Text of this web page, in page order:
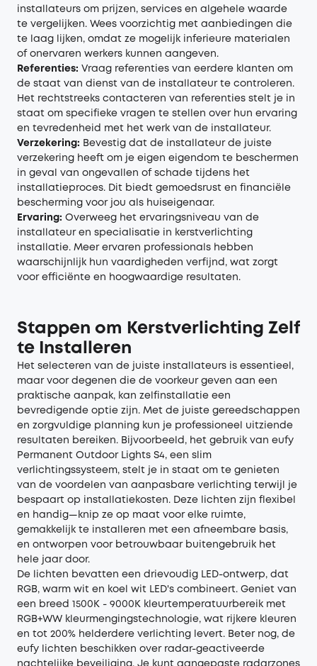
installateurs om prijzen, services en algehele waarde
te vergelijken. Wees voorzichtig met aanbiedingen die
te laag lijken, omdat ze mogelijk inferieure materialen
of onervaren werkers kunnen aangeven.
Referenties: Vraag referenties van eerdere klanten om
de staat van dienst van de installateur te controleren.
Het rechtstreeks contacteren van referenties stelt je in
staat om specifieke vragen te stellen over hun ervaring
en tevredenheid met het werk van de installateur.
Verzekering: Bevestig dat de installateur de juiste
verzekering heeft om je eigen eigendom te beschermen
in geval van ongevallen of schade tijdens het
installatieproces. Dit biedt gemoedsrust en financiële
bescherming voor jou als huiseigenaar.
Ervaring: Overweeg het ervaringsniveau van de
installateur en specialisatie in kerstverlichting
installatie. Meer ervaren professionals hebben
waarschijnlijk hun vaardigheden verfijnd, wat zorgt
voor efficiënte en hoogwaardige resultaten.
Stappen om Kerstverlichting Zelf
te Installeren
Het selecteren van de juiste installateurs is essentieel,
maar voor degenen die de voorkeur geven aan een
praktische aanpak, kan zelfinstallatie een
bevredigende optie zijn. Met de juiste gereedschappen
en zorgvuldige planning kun je professioneel uitziende
resultaten bereiken. Bijvoorbeeld, het gebruik van eufy
Permanent Outdoor Lights S4, een slim
verlichtingssysteem, stelt je in staat om te genieten
van de voordelen van aanpasbare verlichting terwijl je
bespaart op installatiekosten. Deze lichten zijn flexibel
en handig—knip ze op maat voor elke ruimte,
gemakkelijk te installeren met een afneembare basis,
en ontworpen voor betrouwbaar buitengebruik het
hele jaar door.
De lichten bevatten een drievoudig LED-ontwerp, dat
RGB, warm wit en koel wit LED's combineert. Geniet van
een breed 1500K - 9000K kleurtemperatuurbereik met
RGB+WW kleurmengingstechnologie, wat rijkere kleuren
en tot 200% helderdere verlichting levert. Beter nog, de
eufy lichten beschikken over radar-geactiveerde
nachtelijke beveiliging. Je kunt aangepaste radarzones